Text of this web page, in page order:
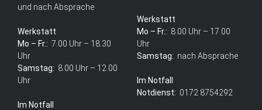
und nach Absprache
Werkstatt
Mo – Fr.: 7.00 Uhr – 18.30
Uhr
Samstag: 8.00 Uhr – 12.00
Uhr
Im Notfall
Werkstatt
Mo – Fr.: 8.00 Uhr – 17.00
Uhr
Samstag: nach Absprache
Im Notfall
Notdienst: 0172 8754292